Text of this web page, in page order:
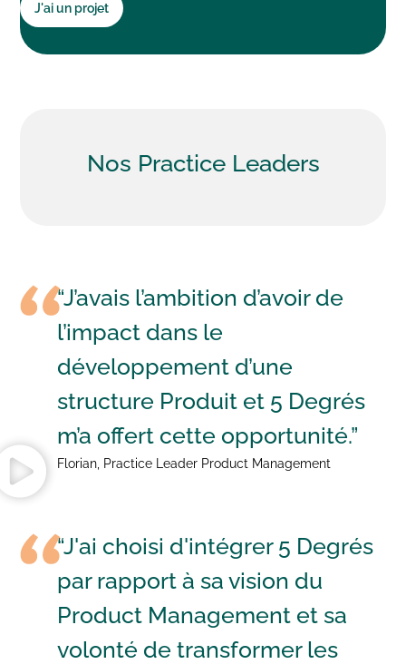
J'ai un projet
Nos Practice Leaders
“J’avais l’ambition d’avoir de
l’impact dans le
développement d’une
structure Produit et 5 Degrés
m’a offert cette opportunité.”
Florian, Practice Leader Product Management
“J'ai choisi d'intégrer 5 Degrés
par rapport à sa vision du
Product Management et sa
volonté de transformer les